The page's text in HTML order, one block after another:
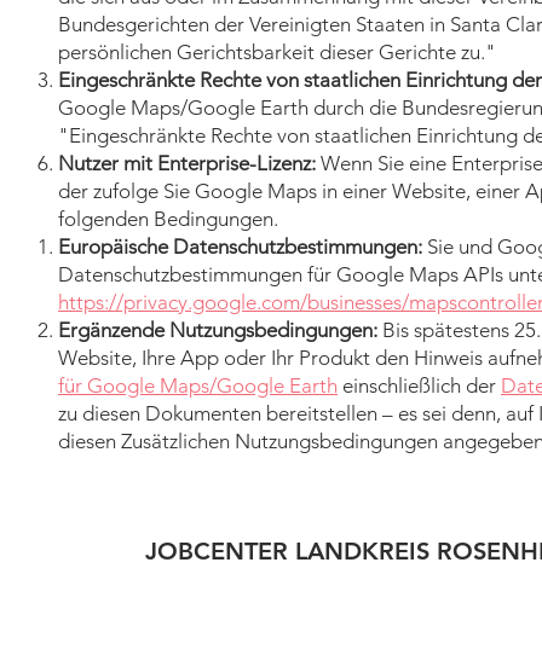
Bundesgerichten der Vereinigten Staaten in Santa
persönlichen Gerichtsbarkeit dieser Gerichte zu."
Eingeschränkte Rechte von staatlichen Einrichtung
Google Maps/Google Earth durch die
"Eingeschränkte Rechte von staatlichen Einrichtung
Nutzer mit Enterprise-Lizenz: Wenn Sie eine
der zufolge Sie Google Maps in einer Website, einer
folgenden Bedingungen.
Europäische Datenschutzbestimmungen: Sie und
Datenschutzbestimmungen für Google Maps APIs
https://privacy.google.com/businesses/
Ergänzende Nutzungsbedingungen: Bis spätestens
Website, Ihre App oder Ihr Produkt den Hinweis
für Google Maps/Google Earth einschließlich der
zu diesen Dokumenten bereitstellen – es sei denn,
diesen Zusätzlichen Nutzungsbedingungen
JOBCENTER LANDKREIS